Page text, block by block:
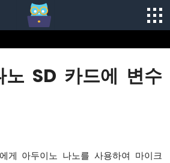
노 SD 카드에 변수
게 아두이노 나노를 사용하여 마이크